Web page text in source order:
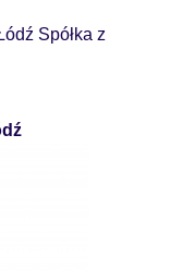
Spółka z